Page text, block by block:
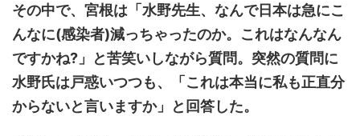
その中で、宮根は「水野先生、なんで日本は急にこ
んなに(感染者)減っちゃったのか。これはなんなん
ですかね?」と苦笑いしながら質問。突然の質問に
水野氏は戸惑いつつも、「これは本当に私も正直分
からないと言いますか」と回答した。